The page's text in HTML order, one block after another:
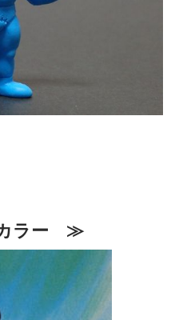
ラー ≫